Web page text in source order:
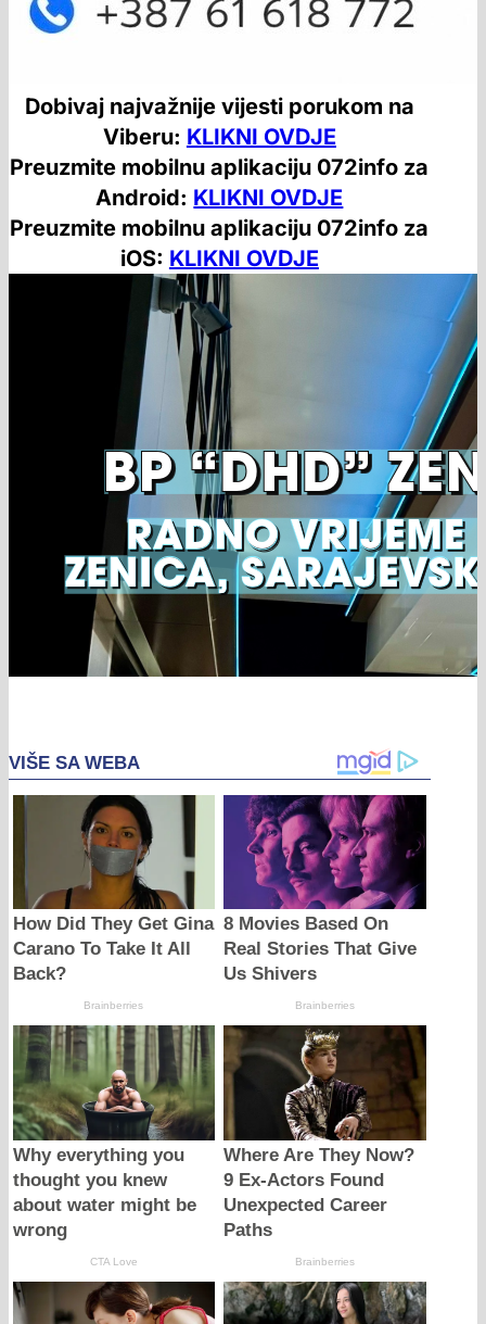
Dobivaj najvažnije vijesti porukom na
Viberu: KLIKNI OVDJE
Preuzmite mobilnu aplikaciju 072info za
Android: KLIKNI OVDJE
Preuzmite mobilnu aplikaciju 072info za
iOS: KLIKNI OVDJE